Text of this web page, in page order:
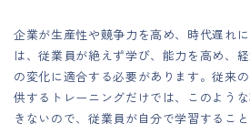
企業が生産性や競争力を高め、時代遅れ
は、従業員が絶えず学び、能力を高め、
の変化に適合する必要があります。従来
供するトレーニングだけでは、このよう
きないので、従業員が自分で学習するこ